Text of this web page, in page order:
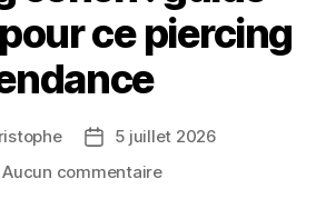
ce piercing
Date5 juillet 2026
Aucun commentairesur